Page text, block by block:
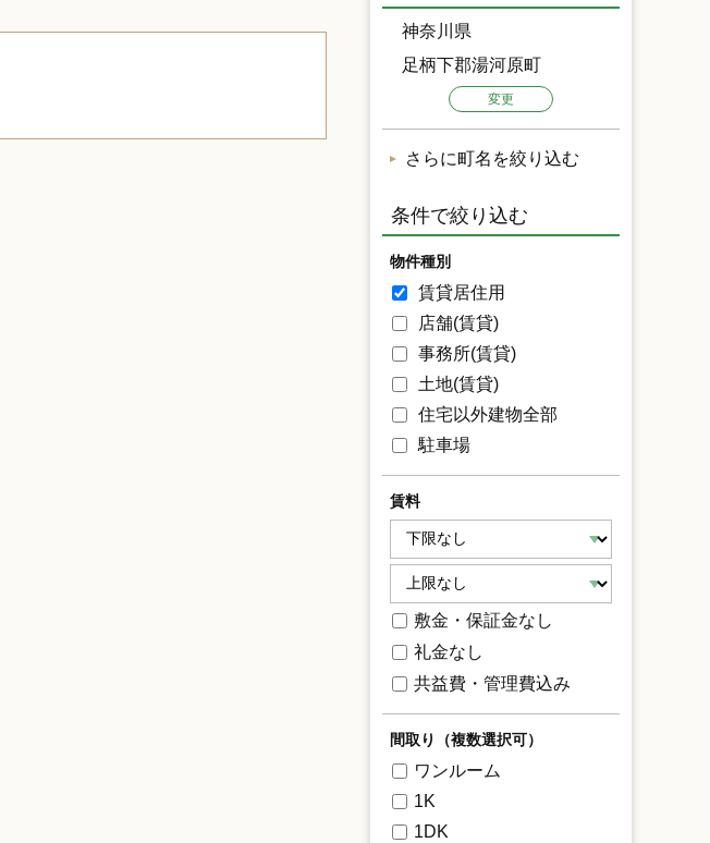
神奈川県
足柄下郡湯河原町
変更
さらに町名を絞り込む
条件で絞り込む
物件種別
賃貸居住用
店舗(賃貸)
事務所(賃貸)
土地(賃貸)
住宅以外建物全部
駐車場
賃料
敷金・保証金なし
礼金なし
共益費・管理費込み
間取り（複数選択可）
ワンルーム
1K
1DK